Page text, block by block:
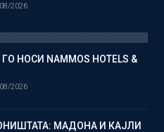
2026
ГО НОСИ NAMMOS HOTELS &
2026
МАДОНА И КАЈЛИ